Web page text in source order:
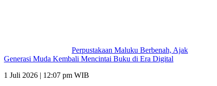
Perpustakaan Maluku Berbenah, Ajak
Generasi Muda Kembali Mencintai Buku di Era Digital
1 Juli 2026 | 12:07 pm WIB